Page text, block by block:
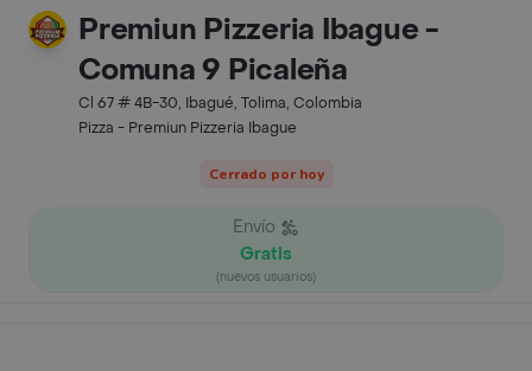
Premiun Pizzeria Ibague -
Comuna 9 Picaleña
Cl 67 # 4B-30, Ibagué, Tolima, Colombia
Pizza - Premiun Pizzeria Ibague
Cerrado por hoy
Envío
Gratis
(nuevos usuarios)